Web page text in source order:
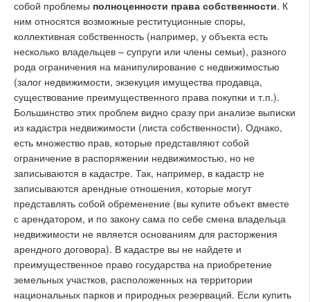
собой проблемы полноценности права собственности. К
ним относятся возможные реституционные споры,
коллективная собственность (например, у объекта есть
несколько владельцев – супруги или члены семьи), разного
рода ограничения на манипулирование с недвижимостью
(залог недвижимости, экзекуция имущества продавца,
существование преимущественного права покупки и т.п.).
Большинство этих проблем видно сразу при анализе выписки
из кадастра недвижимости (листа собственности). Однако,
есть множество прав, которые представляют собой
ограничение в распоряжении недвижимостью, но не
записываются в кадастре. Так, например, в кадастр не
записываются арендные отношения, которые могут
представлять собой обременение (вы купите объект вместе
с арендатором, и по закону сама по себе смена владельца
недвижимости не является основаниям для расторжения
арендного договора). В кадастре вы не найдете и
преимущественное право государства на приобретение
земельных участков, расположенных на территории
национальных парков и природных резерваций. Если купить